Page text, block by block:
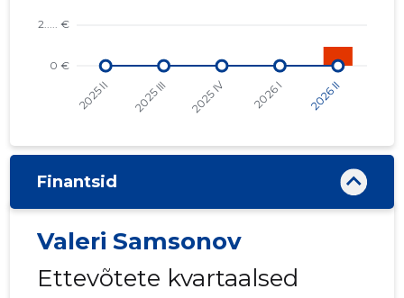
Finantsid
Valeri Samsonov
Ettevõtete kvartaalsed